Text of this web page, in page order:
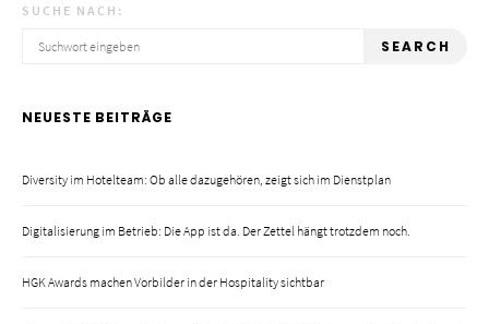
SUCHE NACH:
SEARCH
NEUESTE BEITRÄGE
Diversity im Hotelteam: Ob alle dazugehören, zeigt sich im Dienstplan
Digitalisierung im Betrieb: Die App ist da. Der Zettel hängt trotzdem noch.
HGK Awards machen Vorbilder in der Hospitality sichtbar